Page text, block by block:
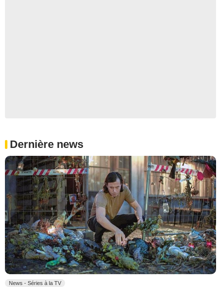
Dernière news
News - Séries à la TV